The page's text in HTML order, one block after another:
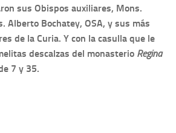
sus Obispos auxiliares, Mons.
Alberto Bochatey, OSA, y sus más
de la Curia. Y con la casulla que le
descalzas del monasterio Regina
7 y 35.